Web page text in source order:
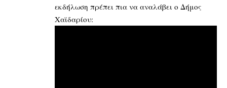
εκδήλωση πρέπει πια να αναλάβει ο Δήμος
Χαϊδαρίου: